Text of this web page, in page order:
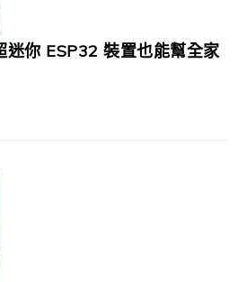
迷你 ESP32 裝置也能幫全家